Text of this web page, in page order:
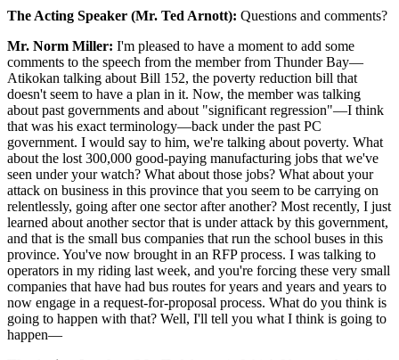
The Acting Speaker (Mr. Ted Arnott): Questions and comments?
Mr. Norm Miller: I'm pleased to have a moment to add some
comments to the speech from the member from Thunder Bay—
Atikokan talking about Bill 152, the poverty reduction bill that
doesn't seem to have a plan in it. Now, the member was talking
about past governments and about "significant regression"—I think
that was his exact terminology—back under the past PC
government. I would say to him, we're talking about poverty. What
about the lost 300,000 good-paying manufacturing jobs that we've
seen under your watch? What about those jobs? What about your
attack on business in this province that you seem to be carrying on
relentlessly, going after one sector after another? Most recently, I just
learned about another sector that is under attack by this government,
and that is the small bus companies that run the school buses in this
province. You've now brought in an RFP process. I was talking to
operators in my riding last week, and you're forcing these very small
companies that have had bus routes for years and years and years to
now engage in a request-for-proposal process. What do you think is
going to happen with that? Well, I'll tell you what I think is going to
happen—